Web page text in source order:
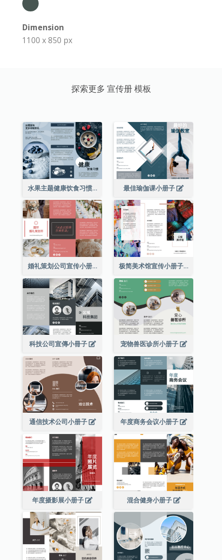
Dimension
1100 x 850 px
探索更多 宣传册 模板
水果主题健康饮食习惯小册子 最佳瑜伽课小册子
婚礼策划公司宣传小册子 极简美术馆宣传小册子
科技公司宣傳小冊子 宠物兽医诊所小册子
通信技术公司小册子 年度商务会议小册子
年度摄影展小册子 混合健身小册子